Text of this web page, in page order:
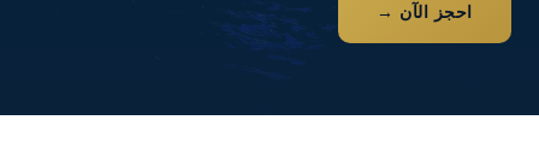
احجز الآن →